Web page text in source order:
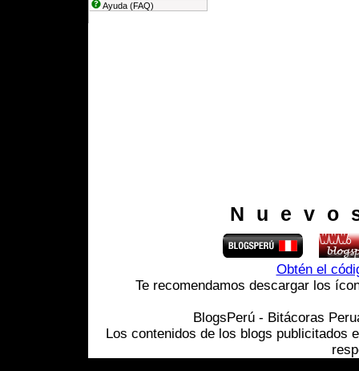
Ayuda (FAQ)
Obtén el
Te recomendamos descargar los
BlogsPerú - Bitácoras
Los contenidos de los blogs publicitados